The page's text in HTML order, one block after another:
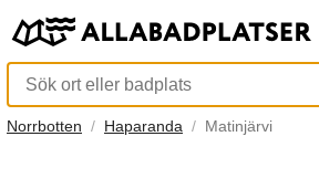
Norrbotten Haparanda Matinjärvi